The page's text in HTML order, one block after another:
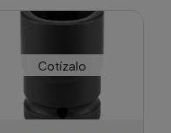
Cotízalo